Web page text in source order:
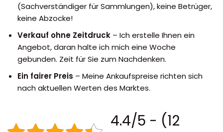
(Sachverständiger für Sammlungen), keine Betrüger,
keine Abzocke!
Verkauf ohne Zeitdruck – Ich erstelle Ihnen ein
Angebot, daran halte ich mich eine Woche
gebunden. Zeit für Sie zum Nachdenken.
Ein fairer Preis – Meine Ankaufspreise richten sich
nach aktuellen Werten des Marktes.
4.4/5 - (12